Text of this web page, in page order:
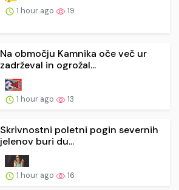
1 hour ago 19
Na območju Kamnika oče več ur
zadrževal in ogrožal...
1 hour ago 13
Skrivnostni poletni pogin severnih
jelenov buri du...
1 hour ago 16